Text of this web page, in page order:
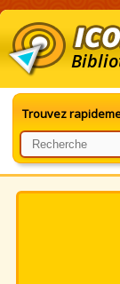
Trouvez